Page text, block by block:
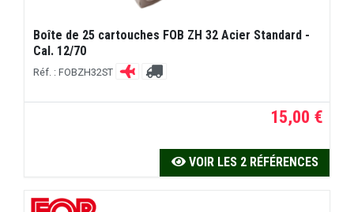
Boîte de 25 cartouches FOB ZH 32 Acier Standard -
Cal. 12/70
Réf. : FOBZH32ST
15,00 €
VOIR LES 2 RÉFÉRENCES